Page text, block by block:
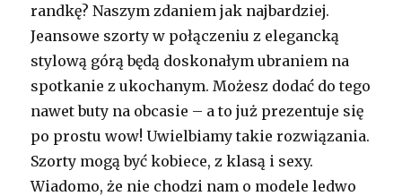
randkę? Naszym zdaniem jak najbardziej.
Jeansowe szorty w połączeniu z elegancką
stylową górą będą doskonałym ubraniem na
spotkanie z ukochanym. Możesz dodać do tego
nawet buty na obcasie – a to już prezentuje się
po prostu wow! Uwielbiamy takie rozwiązania.
Szorty mogą być kobiece, z klasą i sexy.
Wiadomo, że nie chodzi nam o modele ledwo